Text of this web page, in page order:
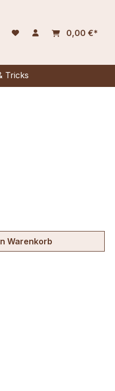
0,00 €*
Tricks
Wert
Warenkorb